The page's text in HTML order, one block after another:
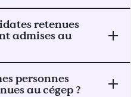
retenues
admises au
personnes
au cégep ?